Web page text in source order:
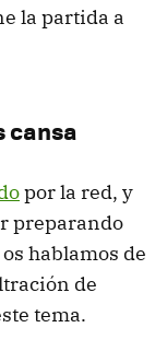
la partida a
cansa
por la red, y
preparando
hablamos de
de
tema.